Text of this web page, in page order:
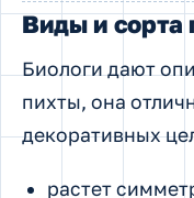
Виды и сорта
Биологи дают
пихты, она
декоративных
растет